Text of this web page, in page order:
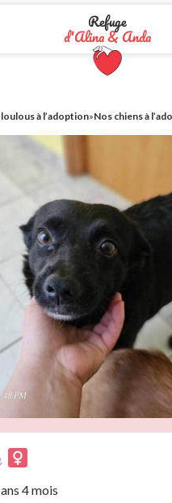
Refuge
d'Alina & Anda
à l’adoption»Nos chiens à
4 mois